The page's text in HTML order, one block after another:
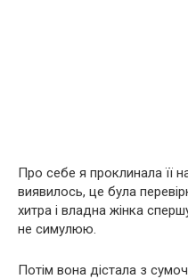
Про себе я проклинала її
виявилось, це була
хитра і владна жінка
не симулюю.
Потім вона дістала з